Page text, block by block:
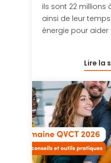
ils sont 22 millions
ainsi de leur
énergie pour aider
Lire la